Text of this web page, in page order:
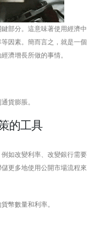
部分。這意味著使用經濟中
因素。簡而言之，就是一個
濟增長所做的事情。
貨膨脹。
的工具
如改變利率、改變銀行需要
更多地使用公開市場流程來
幣數量和利率。